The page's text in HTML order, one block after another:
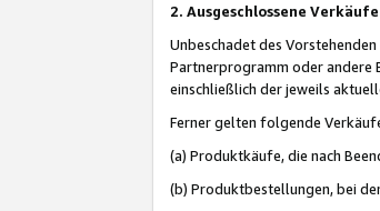
2. Ausgeschlossene Verkäufe
Unbeschadet des
Partnerprogramm oder andere
einschließlich der jeweils
Ferner gelten folgende
(a) Produktkäufe, die nach
(b) Produktbestellungen, bei